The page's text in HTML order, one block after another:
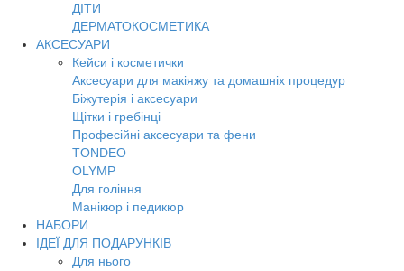
ДІТИ
ДЕРМАТОКОСМЕТИКА
АКСЕСУАРИ
Кейси і косметички
Аксесуари для макіяжу та домашніх процедур
Біжутерія і аксесуари
Щітки і гребінці
Професійні аксесуари та фени
TONDEO
OLYMP
Для гоління
Манікюр і педикюр
НАБОРИ
ІДЕЇ ДЛЯ ПОДАРУНКІВ
Для нього